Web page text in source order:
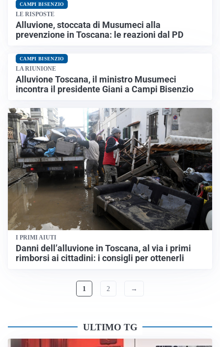
CAMPI BISENZIO
LE RISPOSTE
Alluvione, stoccata di Musumeci alla
prevenzione in Toscana: le reazioni dal PD
CAMPI BISENZIO
LA RIUNIONE
Alluvione Toscana, il ministro Musumeci
incontra il presidente Giani a Campi Bisenzio
I PRIMI AIUTI
Danni dell’alluvione in Toscana, al via i primi
rimborsi ai cittadini: i consigli per ottenerli
1 2 →
ULTIMO TG